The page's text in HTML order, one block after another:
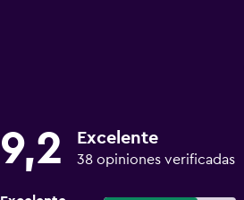
9,2 Excelente
38 opiniones verificadas